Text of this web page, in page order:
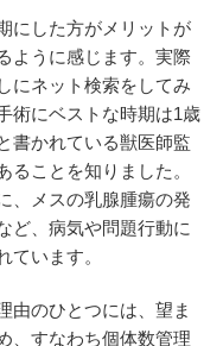
にした方がメリットが
ように感じます。実際
にネット検索をしてみ
術にベストな時期は1歳
書かれている獣医師監
ことを知りました。
、メスの乳腺腫瘍の発
ど、病気や問題行動に
ています。
由のひとつには、望ま
、すなわち個体数管理